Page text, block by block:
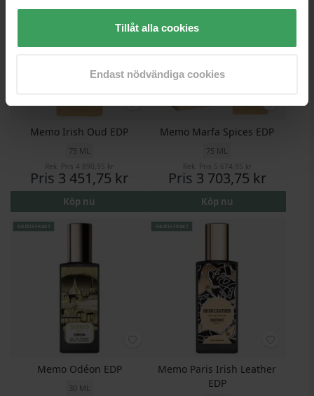
Tillåt alla cookies
Endast nödvändiga cookies
Memo Irish Oud EDP
75 ML
Rek. Pris 4 890,95 kr
Pris 3 451,75 kr
Köp nu
Memo Marfa Spices EDP
75 ML
Rek. Pris 5 674,95 kr
Pris 3 703,75 kr
Köp nu
GRATIS FRAKT
Memo Odéon EDP
30 ML
GRATIS FRAKT
Memo Paris Irish Leather
EDP